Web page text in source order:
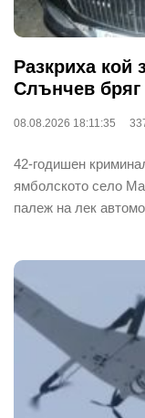
Разкриха кой
Слънчев бряг
08.08.2026 18:11:35
42-годишен
ямболското село
палеж на лек